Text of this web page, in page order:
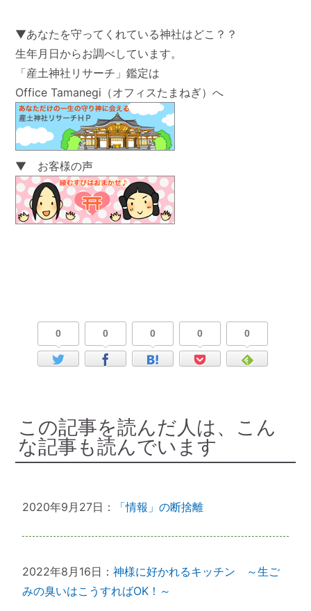
▼あなたを守ってくれている神社はどこ？？
生年月日からお調べしています。
「産土神社リサーチ」鑑定は
Office Tamanegi（オフィスたまねぎ）へ
▼ お客様の声
0 0 0 0 0
この記事を読んだ人は、こん
な記事も読んでいます
2020年9月27日： 「情報」の断捨離
2022年8月16日：神様に好かれるキッチン ～生ご
みの臭いはこうすればOK！～